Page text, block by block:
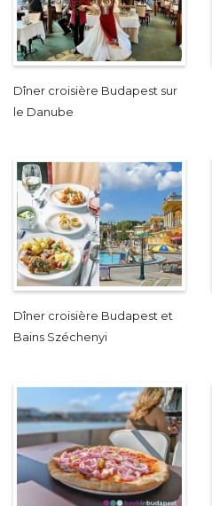
Dîner croisière Budapest sur
le Danube
Dîner croisière Budapest et
Bains Széchenyi